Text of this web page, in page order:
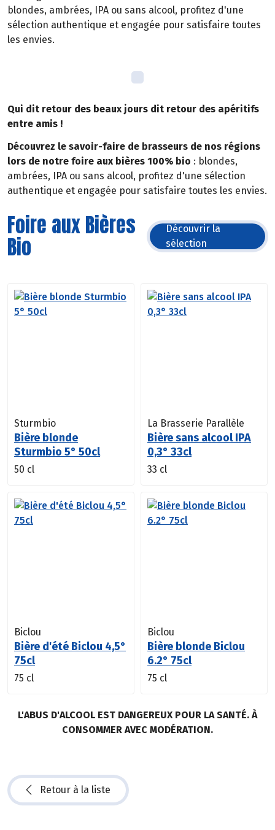
blondes, ambrées, IPA ou sans alcool, profitez d'une
sélection authentique et engagée pour satisfaire toutes
les envies.
Qui dit retour des beaux jours dit retour des apéritifs
entre amis !
Découvrez le savoir-faire de brasseurs de nos régions
lors de notre foire aux bières 100% bio : blondes,
ambrées, IPA ou sans alcool, profitez d'une sélection
authentique et engagée pour satisfaire toutes les envies.
Foire aux Bières
Bio
Découvrir la
sélection
Sturmbio
Bière blonde
Sturmbio 5° 50cl
50 cl
La Brasserie Parallèle
Bière sans alcool IPA
0,3° 33cl
33 cl
Biclou
Bière d'été Biclou 4,5°
75cl
75 cl
Biclou
Bière blonde Biclou
6.2° 75cl
75 cl
L'ABUS D'ALCOOL EST DANGEREUX POUR LA SANTÉ. À
CONSOMMER AVEC MODÉRATION.
Retour à la liste